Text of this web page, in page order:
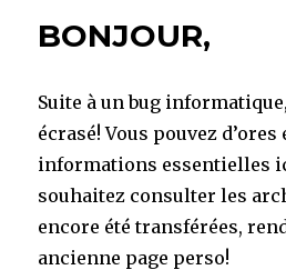
BONJOUR,
Suite à un bug
écrasé! Vous pouvez
informations essentielles
souhaitez consulter les
encore été transférées,
ancienne page perso!